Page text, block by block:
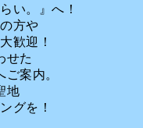
い。』へ！
方や
歓迎！
せた
案内。
地
グを！